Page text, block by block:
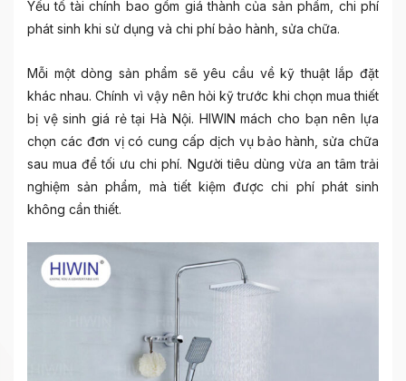
Yếu tố tài chính bao gồm giá thành của sản phẩm, chi phí
phát sinh khi sử dụng và chi phí bảo hành, sửa chữa.
Mỗi một dòng sản phẩm sẽ yêu cầu về kỹ thuật lắp đặt
khác nhau. Chính vì vậy nên hỏi kỹ trước khi chọn mua thiết
bị vệ sinh giá rẻ tại Hà Nội. HIWIN mách cho bạn nên lựa
chọn các đơn vị có cung cấp dịch vụ bảo hành, sửa chữa
sau mua để tối ưu chi phí. Người tiêu dùng vừa an tâm trải
nghiệm sản phẩm, mà tiết kiệm được chi phí phát sinh
không cần thiết.